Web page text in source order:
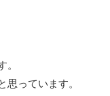
。
思っています。